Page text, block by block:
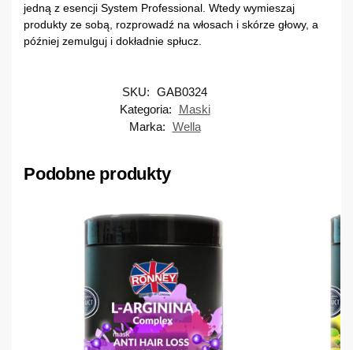
jedną z esencji System Professional. Wtedy wymieszaj
produkty ze sobą, rozprowadź na włosach i skórze głowy, a
później zemulguj i dokładnie spłucz.
SKU: GAB0324
Kategoria:
Maski
Marka: Wella
Podobne produkty